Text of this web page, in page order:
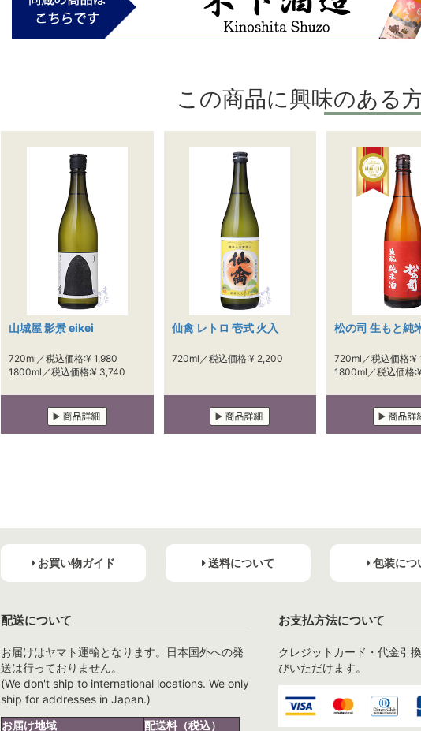
この商品に興味のある
山城屋 影景 eikei
720ml／税込価格:¥ 1,980
1800ml／税込価格:¥ 3,740
仙禽 レトロ 壱式 火入
720ml／税込価格:¥ 2,200
松の司 生もと純
720ml／税込価格:¥
1800ml／税込価格
お買い物ガイド 送料について 包装につ
配送について
お届けはヤマト運輸となります。日本国外への発
送は行っておりません。
(We don't ship to international locations. We only
ship for addresses in Japan.)
お届け地域
配送料（税込）
お支払方法について
クレジットカード・代金引
びいただけます。